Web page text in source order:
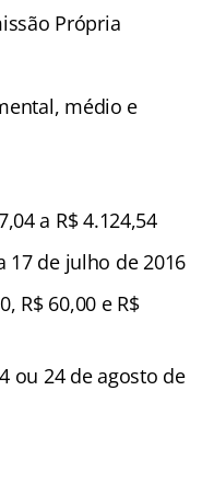
Própria
médio e
a R$ 4.124,54
17 de julho de 2016
R$ 60,00 e R$
ou 24 de agosto de